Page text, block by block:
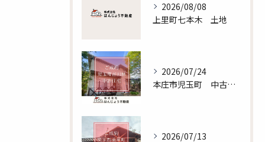
2026/08/08
上里町七本木 土地
2026/07/24
本庄市児玉町 中古住宅
2026/07/13